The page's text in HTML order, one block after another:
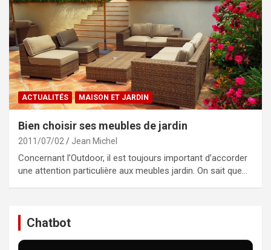
ACTUALITÉS MAISON ET JARDIN
Bien choisir ses meubles de jardin
2011/07/02 Jean Michel
Concernant l’Outdoor, il est toujours important d’accorder
une attention particulière aux meubles jardin. On sait que…
Chatbot